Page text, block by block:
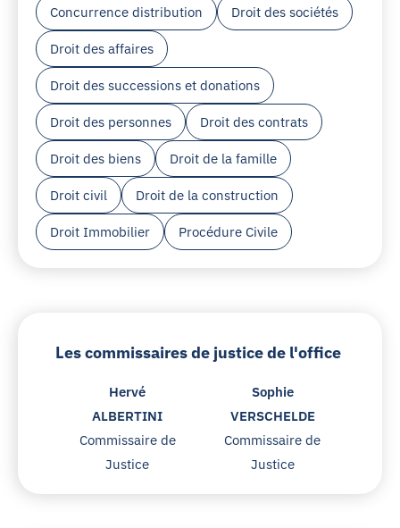
Concurrence distribution Droit des sociétés
Droit des affaires
Droit des successions et donations
Droit des personnes Droit des contrats
Droit des biens Droit de la famille
Droit civil Droit de la construction
Droit Immobilier Procédure Civile
Les commissaires de justice de l'office
Hervé
ALBERTINI
Commissaire de
Justice
Sophie
VERSCHELDE
Commissaire de
Justice